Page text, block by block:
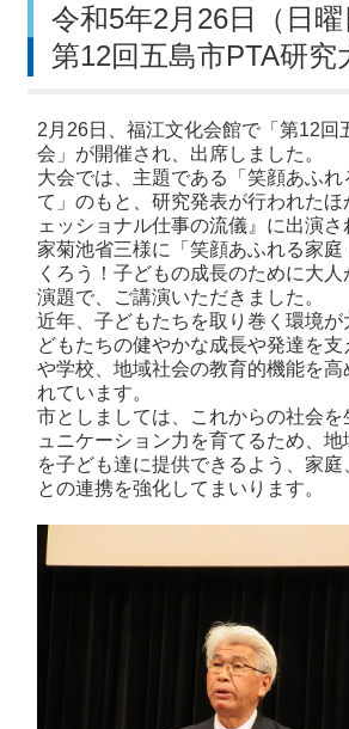
令和5年2月26日（日曜
第12回五島市PTA研究
2月26日、福江文化会館で「第12回
会」が開催され、出席しました。
大会では、主題である「笑顔あふれ
て」のもと、研究発表が行われた
ェッショナル仕事の流儀』に出演
家菊池省三様に「笑顔あふれる家庭
くろう！子どもの成長のために大
演題で、ご講演いただきました。
近年、子どもたちを取り巻く環境が
どもたちの健やかな成長や発達を
や学校、地域社会の教育的機能を高
れています。
市としましては、これからの社会を
ュニケーション力を育てるため、
を子ども達に提供できるよう、家
との連携を強化してまいります。